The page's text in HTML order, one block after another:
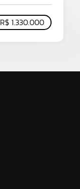
R$ 1.330.000